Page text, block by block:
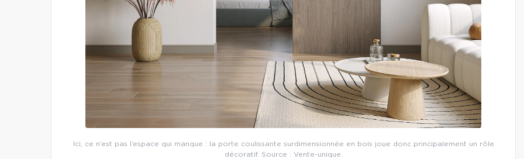
Ici, ce n’est pas l’espace qui manque : la porte coulissante surdimensionnée en bois joue donc principalement un rôle
décoratif. Source : Vente-unique.